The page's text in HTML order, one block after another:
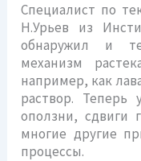
Специалист по
Н.Урьев из
обнаружил и
механизм
например, как
раствор. Теперь
оползни, сдвиги
многие другие
процессы.